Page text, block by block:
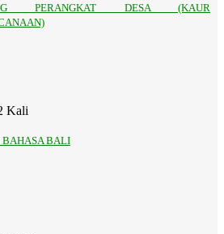
PERANGKAT DESA (KAUR
Kali
BALI